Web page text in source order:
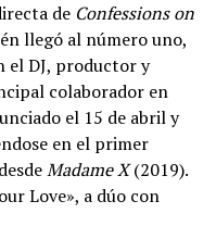
de Confessions on
llegó al número uno,
el DJ, productor y
colaborador en
el 15 de abril y
en el primer
Madame X(2019).
Love», a dúo con